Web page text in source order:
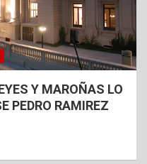
Y MAROÑAS LO
PEDRO RAMIREZ